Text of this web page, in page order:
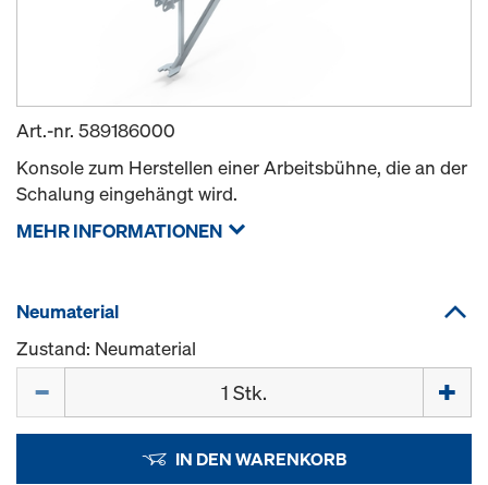
Art.-nr. 589186000
Konsole zum Herstellen einer Arbeitsbühne, die an der
Schalung eingehängt wird.
MEHR INFORMATIONEN
Neumaterial
Zustand: Neumaterial
IN DEN WARENKORB